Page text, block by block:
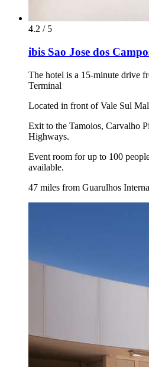
4.2 / 5
ibis Sao Jose dos
The hotel is a 15-minute drive
Terminal
Located in front of Vale Sul
Exit to the Tamoios, Carvalho
Highways.
Event room for up to 100
available.
47 miles from Guarulhos